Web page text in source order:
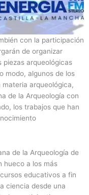
con la participación
de organizar
piezas arqueológicas
modo, algunos de los
arqueológica,
de la Arqueología con
los trabajos que han
de la Arqueología de
hueco a los más
educativos a fin
ciencia desde una